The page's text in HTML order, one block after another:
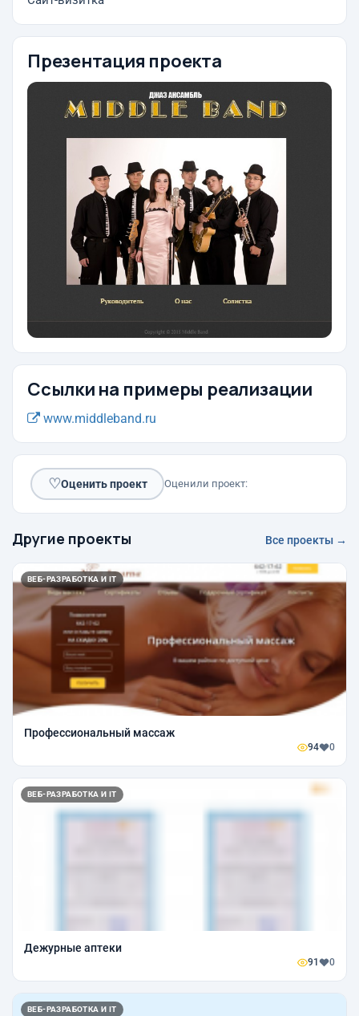
Презентация проекта
Ссылки на примеры реализации
www.middleband.ru
♡Оценить проект Оценили проект:
Другие проекты Все проекты →
ВЕБ-РАЗРАБОТКА И IT
Профессиональный массаж
94 0
ВЕБ-РАЗРАБОТКА И IT
Дежурные аптеки
91 0
ВЕБ-РАЗРАБОТКА И IT